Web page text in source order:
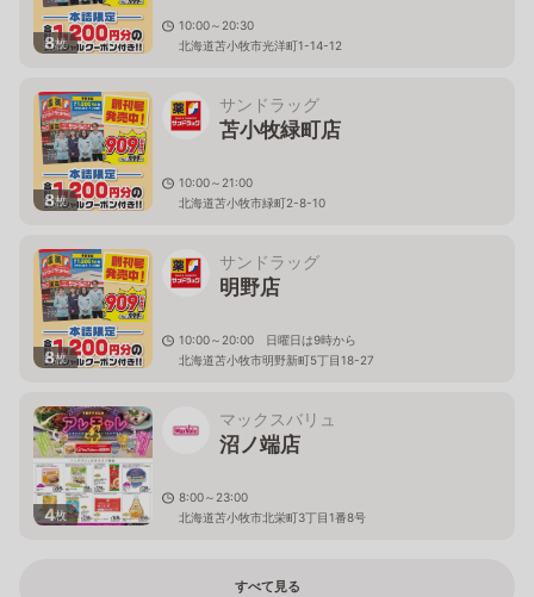
8枚
10:00～20:30
北海道苫小牧市光洋町1-14-12
8枚
サンドラッグ
苫小牧緑町店
10:00～21:00
北海道苫小牧市緑町2-8-10
8枚
サンドラッグ
明野店
10:00～20:00 日曜日は9時から
北海道苫小牧市明野新町5丁目18-27
4枚
マックスバリュ
沼ノ端店
8:00～23:00
北海道苫小牧市北栄町3丁目1番8号
すべて見る